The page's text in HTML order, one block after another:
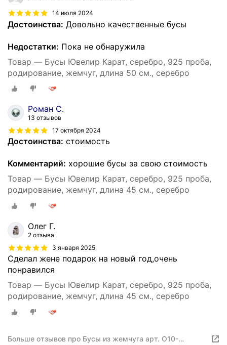
14 июля 2024
Достоинства: Довольно качественные бусы
Недостатки: Пока не обнаружила
Товар — Бусы Ювелир Карат, серебро, 925 проба,
родирование, жемчуг, длина 50 см., серебро
Роман С.
13 отзывов
17 октября 2024
Достоинства: стоимость
Комментарий: хорошие бусы за свою стоимость
Товар — Бусы Ювелир Карат, серебро, 925 проба,
родирование, жемчуг, длина 45 см., серебро
Олег Г.
2 отзыва
3 января 2025
Сделал жене подарок на новый год,очень
понравился
Товар — Бусы Ювелир Карат, серебро, 925 проба,
родирование, жемчуг, длина 45 см., серебро
Больше отзывов про Бусы из жемчуга арт. О10-